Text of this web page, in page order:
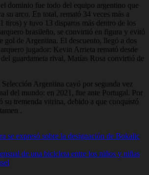
dominio fue todo del equipo argentino que
su arco. En total, remató 34 veces más a
tiros) y tuvo 13 disparos más dentro de los
brasileño, se convirtió en figura y evitó
gol de Argentina. El descuento, llegó a dos
jugador: Kevin Arrieta remató desde
guardameta rival, Matías Rosa convirtió de
Selección Argentina cayó por segunda vez
del mundo: en 2021, fue ante Portugal. Por
su tremenda vitrina, debido a que conquistó
.
se expresó sobre la designación de Bokalic
de una bicicleta entre los niños y niñas